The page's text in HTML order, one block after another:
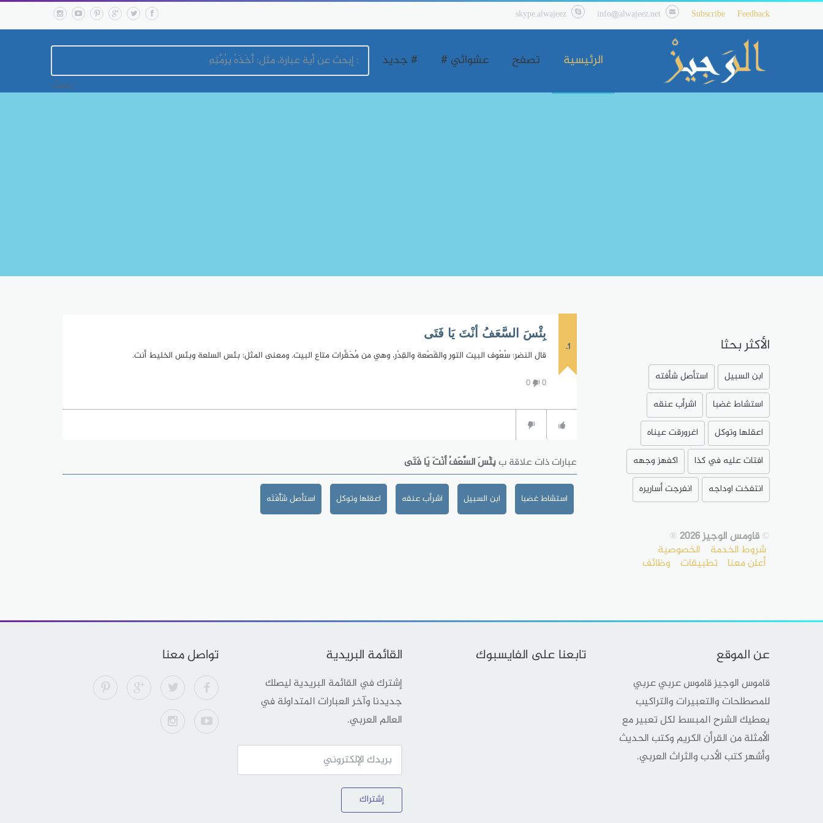
Feedback
Subscribe
info@alwajeez.net
skype.alwajeez
الرئيسية تصفح عشوائي # # جديد
1.
بِئْسَ السَّعَفُ أنْتَ يَا فَتَى
قال النضر: سُعُوف البيت التور والقَصْعة والقِدْر، وهي من مُحَقَّرات متاع البيت. ومعنى المثل: بئس السلعة وبئس الخليط أنت.
0
0
عبارات ذات علاقة ببِئْسَ السَّعَفُ أنْتَ يَا فَتَى
استشاط غضبا ابن السبيل اشرأب عنقه اعقلها وتوكل استأصل شَأْفَتَه
الأكثر بحثا
ابن السبيل
استأصل شأفته
استشاط غضبا
اشرأب عنقه
اعقلها وتوكل
اغرورقت عيناه
افتات عليه في كذا
اكفهز وجهه
انتفخت اوداجه
انفرجت أساريره
©قاومس الوجيز 2026 ®
شروط الخدمة الخصوصية
أعلن معنا تطبيقات وظائف
عن الموقع
قاموس الوجيز قاموس عربي عربي
للمصطلحات والتعبيرات والتراكيب
يعطيك الشرح المبسط لكل تعبير مع
الأمثلة من القرأن الكريم وكتب الحديث
وأشهر كتب الأدب والثراث العربي.
تابعنا على الفايسبوك القائمة البريدية
إشترك في القائمة البريدية ليصلك
جديدنا وآخر العبارات المتداولة في
العالم العربي.
إشتراك
تواصل معنا